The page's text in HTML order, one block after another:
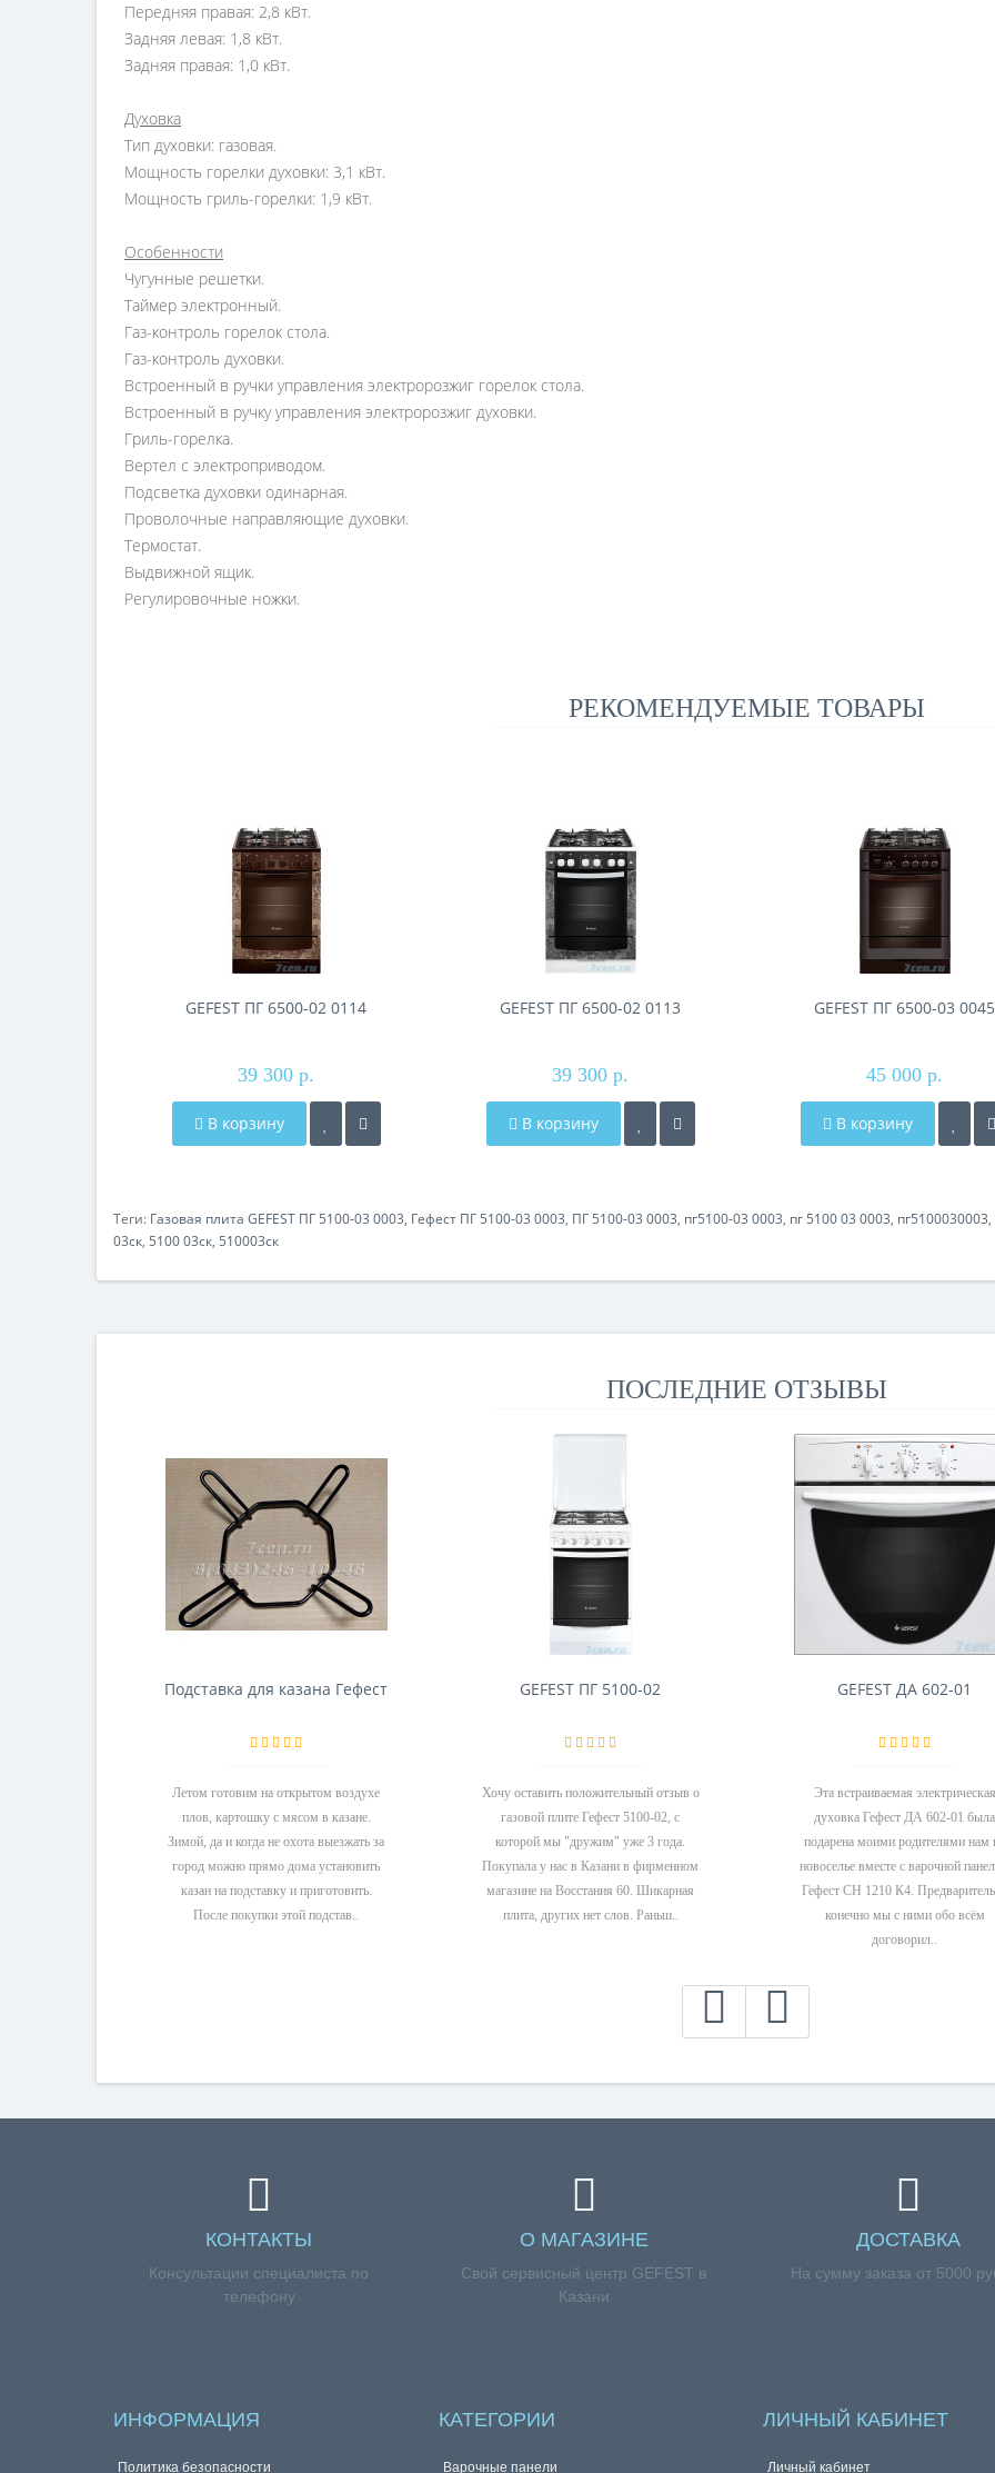
Передняя правая: 2,8 кВт.
Задняя левая: 1,8 кВт.
Задняя правая: 1,0 кВт.
Духовка
Тип духовки: газовая.
Мощность горелки духовки: 3,1 кВт.
Мощность гриль-горелки: 1,9 кВт.
Особенности
Чугунные решетки.
Таймер электронный.
Газ-контроль горелок стола.
Газ-контроль духовки.
Встроенный в ручки управления электророзжиг горелок стола.
Встроенный в ручку управления электророзжиг духовки.
Гриль-горелка.
Вертел с электроприводом.
Подсветка духовки одинарная.
Проволочные направляющие духовки.
Термостат.
Выдвижной ящик.
Регулировочные ножки.
РЕКОМЕНДУЕМЫЕ ТОВАРЫ
GEFEST ПГ 6500-02 0114
39 300 р.
В корзину
GEFEST ПГ 6500-02 0113
39 300 р.
В корзину
GEFEST ПГ 6500-03 0045
45 000 р.
В корзину
Теги: Газовая плита GEFEST ПГ 5100-03 0003, Гефест ПГ 5100-03 0003, ПГ 5100-03 0003, пг5100-03 0003, пг 5100 03 0003, пг5100030003,
03ск, 5100 03ск, 510003ск
ПОСЛЕДНИЕ ОТЗЫВЫ
Подставка для казана Гефест
Летом готовим на открытом воздухе
плов, картошку с мясом в казане.
Зимой, да и когда не охота выезжать за
город можно прямо дома установить
казан на подставку и приготовить.
После покупки этой подстав..
GEFEST ПГ 5100-02
Хочу оставить положительный отзыв о
газовой плите Гефест 5100-02, с
которой мы "дружим" уже 3 года.
Покупала у нас в Казани в фирменном
магазине на Восстания 60. Шикарная
плита, других нет слов. Раньш..
GEFEST ДА 602-01
Эта встраиваемая электрическая
духовка Гефест ДА 602-01 была
подарена моими родителями нам
новоселье вместе с варочной
Гефест СН 1210 К4.
конечно мы с ними обо всём
договорил..
КОНТАКТЫ
Консультации специалиста по
телефону
О МАГАЗИНЕ
Свой сервисный центр GEFEST в
Казани
ДОСТАВКА
На сумму заказа от 5000
ИНФОРМАЦИЯ
Политика безопасности
КАТЕГОРИИ
Варочные панели
ЛИЧНЫЙ КАБИНЕТ
Личный кабинет